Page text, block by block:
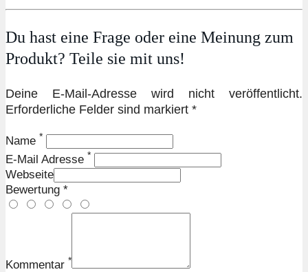
Du hast eine Frage oder eine Meinung zum
Produkt? Teile sie mit uns!
Deine E-Mail-Adresse wird nicht veröffentlicht.
Erforderliche Felder sind markiert *
Name *
E-Mail Adresse *
Webseite
Bewertung *
Kommentar *